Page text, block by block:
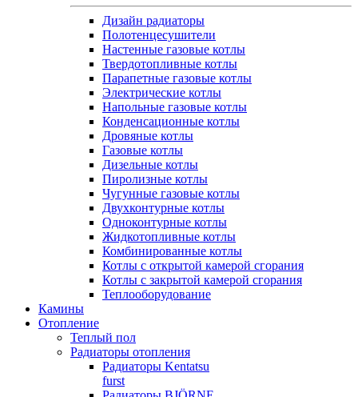
Дизайн радиаторы
Полотенцесушители
Настенные газовые котлы
Твердотопливные котлы
Парапетные газовые котлы
Электрические котлы
Напольные газовые котлы
Конденсационные котлы
Дровяные котлы
Газовые котлы
Дизельные котлы
Пиролизные котлы
Чугунные газовые котлы
Двухконтурные котлы
Одноконтурные котлы
Жидкотопливные котлы
Комбинированные котлы
Котлы с открытой камерой сгорания
Котлы с закрытой камерой сгорания
Теплооборудование
Камины
Отопление
Теплый пол
Радиаторы отопления
Радиаторы Kentatsu
furst